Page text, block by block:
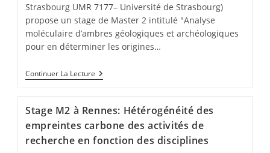
Strasbourg UMR 7177– Université de Strasbourg)
propose un stage de Master 2 intitulé "Analyse
moléculaire d’ambres géologiques et archéologiques
pour en déterminer les origines…
Continuer La Lecture
Stage M2 à Rennes: Hétérogénéité des
empreintes carbone des activités de
recherche en fonction des disciplines